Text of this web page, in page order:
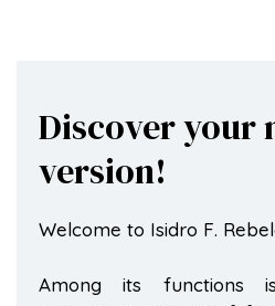
Discover your
version!
Welcome to Isidro F.
Among its functions